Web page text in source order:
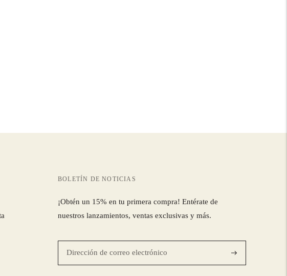
BOLETÍN DE NOTICIAS
¡Obtén un 15% en tu primera compra! Entérate de
nuestros lanzamientos, ventas exclusivas y más.
Suscríbase
a